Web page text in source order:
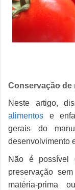
Conservação de
Neste artigo,
alimentos e
gerais do
desenvolvimento
Não é possível
preservação
matéria-prima